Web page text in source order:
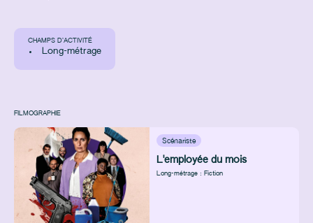
CHAMPS D’ACTIVITÉ
Long-métrage
FILMOGRAPHIE
Scénariste
L'employée du mois
Long-métrage : Fiction